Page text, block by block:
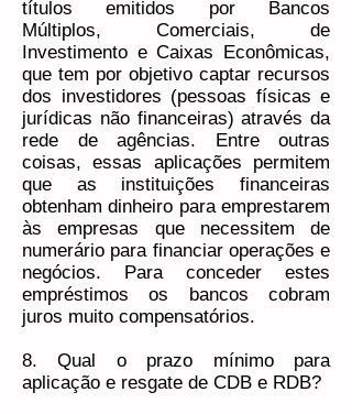
títulos emitidos por Bancos
Múltiplos, Comerciais, de
Investimento e Caixas Econômicas,
que tem por objetivo captar recursos
dos investidores (pessoas físicas e
jurídicas não financeiras) através da
rede de agências. Entre outras
coisas, essas aplicações permitem
que as instituições financeiras
obtenham dinheiro para emprestarem
às empresas que necessitem de
numerário para financiar operações e
negócios. Para conceder estes
empréstimos os bancos cobram
juros muito compensatórios.
8. Qual o prazo mínimo para
aplicação e resgate de CDB e RDB?